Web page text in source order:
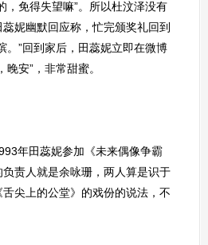
，免得失望嘛”。所以杜汶泽没有
妮幽默回应称，忙完颁奖礼回到
。”回到家后，田蕊妮立即在微博
安”，非常甜蜜。
年田蕊妮参加《未来偶像争霸
责人就是余咏珊，两人算是识于
尖上的公堂》的戏份的说法，不